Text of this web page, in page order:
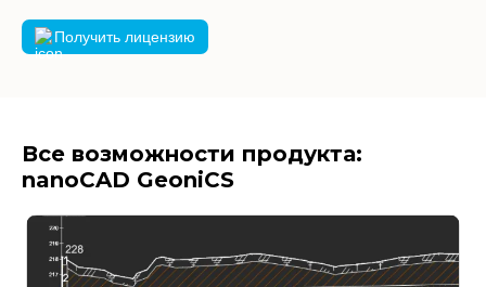
Получить лицензию
Все возможности продукта:
nanoCAD GeoniCS